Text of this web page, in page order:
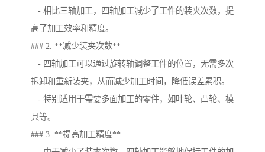
- 相比三轴加工，四轴加工减少了工件的装夹次数，提
高了加工效率和精度。
### 2. **减少装夹次数**
- 四轴加工可以通过旋转轴调整工件的位置，无需多次
拆卸和重新装夹，从而减少加工时间，降低误差累积。
- 特别适用于需要多面加工的零件，如叶轮、凸轮、模
具等。
### 3. **提高加工精度**